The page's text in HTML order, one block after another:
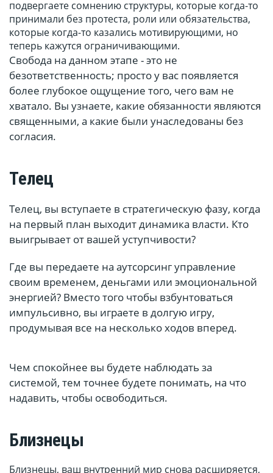
подвергаете сомнению структуры, которые когда-то
принимали без протеста, роли или обязательства,
которые когда-то казались мотивирующими, но
теперь кажутся ограничивающими.
Свобода на данном этапе - это не
безответственность; просто у вас появляется
более глубокое ощущение того, чего вам не
хватало. Вы узнаете, какие обязанности являются
священными, а какие были унаследованы без
согласия.
Телец
Телец, вы вступаете в стратегическую фазу, когда
на первый план выходит динамика власти. Кто
выигрывает от вашей уступчивости?
Где вы передаете на аутсорсинг управление
своим временем, деньгами или эмоциональной
энергией? Вместо того чтобы взбунтоваться
импульсивно, вы играете в долгую игру,
продумывая все на несколько ходов вперед.
Чем спокойнее вы будете наблюдать за
системой, тем точнее будете понимать, на что
надавить, чтобы освободиться.
Близнецы
Близнецы, ваш внутренний мир снова расширяется,